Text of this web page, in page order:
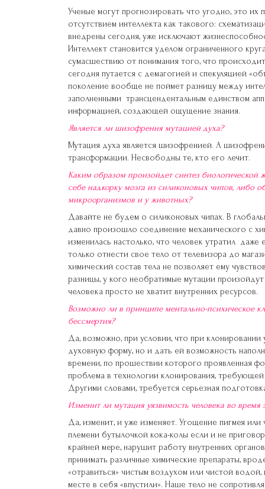
Ученые могут прогнозировать что угодно, это
отсутствием интеллекта как такового:
внедрены сегодня, уже исключают
Интеллект становится уделом ограниченного
сумасшествию от понимания того, что
сегодня путается с демагогией и спекуляцией
поколение вообще не поймет разницу между
заполненными трансцендентальным единством
информацией, создающей ощущение знания.
Является ли шизофрения мутацией духа?
Мутация духа является шизофренией. А
трансформации. Несвободны те, кто его лечит.
Каким образом произойдет синтез
себе надкорку мозга из силиконовых чипов, либо
микроорганизмов и у животных?
Давайте не будем о силиконовых чипах. В
давно произошло соединение механического с
изменилась настолько, что человек утратил
только отнести свое тело от телевизора до
химический состав тела не позволяет ему
разницы, у кого необратимые мутации
человека просто не хватит внутренних ресурсов.
Возможно ли в принципе ментально-психическое
бессмертия?
Да, возможно, при условии, что при
духовную форму, но и дать ей возможность
времени, по прошествии которого проявленная
проблема в технологии клонирования,
Другими словами, требуется серьезная
Изменит ли мутация уязвимость человека во время
Да, изменит, и уже изменяет. Угощение пигмея или
племени бутылочкой кока-колы если и не
крайней мере, нарушит работу внутренних
принимать различные химические препараты,
«отравиться» чистым воздухом или чистой
месте в себя «впустили». Наше тело не